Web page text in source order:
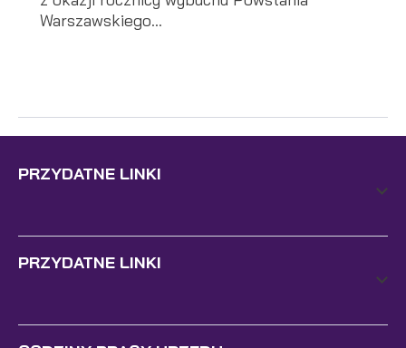
Warszawskiego...
PRZYDATNE LINKI
PRZYDATNE LINKI